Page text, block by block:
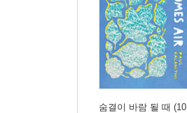
숨결이 바람 될 때 (10